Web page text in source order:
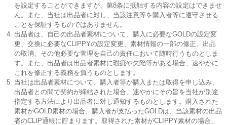
を設定することができますが、第8条に抵触する内容の設定はできませ
ん。また、当社は出品者に対し、当該注意等を購入者等に遵守させる
ことを保証するものではありません。
出品者は、自己の出品者素材について、購入に必要なGOLDの設定変
更、交換に必要なCLIPPYの設定変更、素材情報の一部の修正、出品
の取消、その他必要な管理を自己の責任において随時行うものとしま
す。また、出品者は出品者素材に瑕疵や欠陥等がある場合、速やかに
これを修正する義務を負うものとします。
当社は出品者素材について、購入者等が購入または取得を申し込み、
出品者との間で契約が締結された場合、速やかにその旨を当社が別途
指定する方法により出品者に対し通知するものとします。購入された
素材がGOLD素材の場合、購入者が支払ったGOLDは、当該素材の出品
者のCLIP通帳に貯まります。取得された素材がCLIPPY素材の場合、